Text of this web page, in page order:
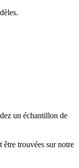
un échantillon de
être trouvées sur notre